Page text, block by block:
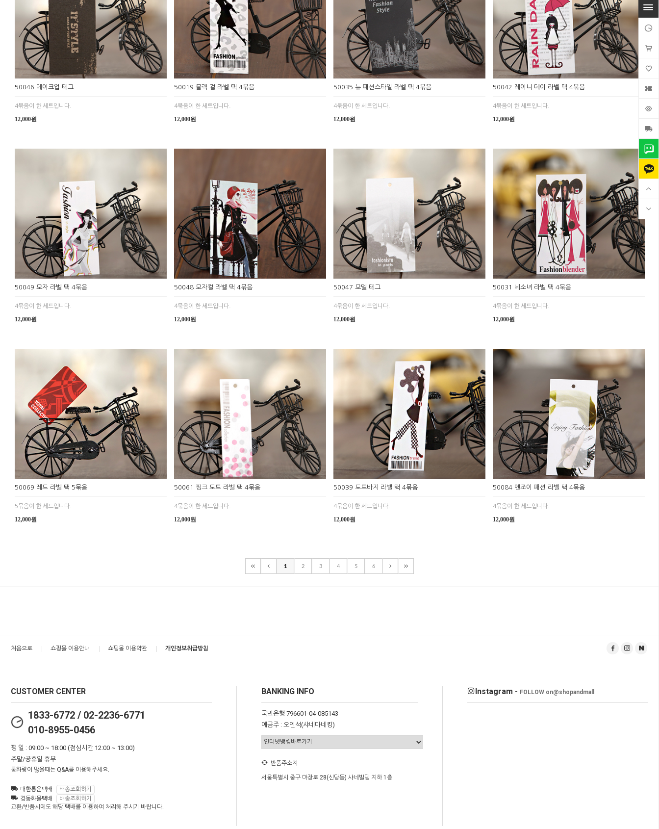
50046 메이크업 테그
4묶음이 한 세트입니다.
12,000원
50019 블랙 걸 라벨 택 4묶음
4묶음이 한 세트입니다.
12,000원
50035 뉴 패션스타일 라벨 택 4묶음
4묶음이 한 세트입니다.
12,000원
50042 레이니 데이 라벨 택 4묶음
4묶음이 한 세트입니다.
12,000원
50049 모자 라벨 택 4묶음
4묶음이 한 세트입니다.
12,000원
50048 모자컬 라벨 택 4묶음
4묶음이 한 세트입니다.
12,000원
50047 모델 테그
4묶음이 한 세트입니다.
12,000원
50031 네소녀 라벨 택 4묶음
4묶음이 한 세트입니다.
12,000원
50069 레드 라벨 택 5묶음
5묶음이 한 세트입니다.
12,000원
50061 핑크 도트 라벨 택 4묶음
4묶음이 한 세트입니다.
12,000원
50039 도트바지 라벨 택 4묶음
4묶음이 한 세트입니다.
12,000원
50084 엔조이 패션 라벨 택 4묶음
4묶음이 한 세트입니다.
12,000원
1 2 3 4 5 6
처음으로 쇼핑몰 이용안내 쇼핑몰 이용약관 개인정보취급방침
CUSTOMER CENTER
1833-6772 / 02-2236-6771
010-8955-0456
평 일 : 09:00 ~ 18:00 (점심시간 12:00 ~ 13:00)
주말/공휴일 휴무
통화량이 많을때는 Q&A를 이용해주세요.
대한통운택배
배송조회하기
경동화물택배
배송조회하기
교환/반품시에도 해당 택배를 이용하여 처리해 주시기 바랍니다.
BANKING INFO
국민은행 796601-04-085143
예금주 : 오인석(샤네마네킹)
반품주소지
서울특별시 중구 마장로 28(신당동) 샤네빌딩 지하 1층
Instagram - FOLLOW on@shopandmall